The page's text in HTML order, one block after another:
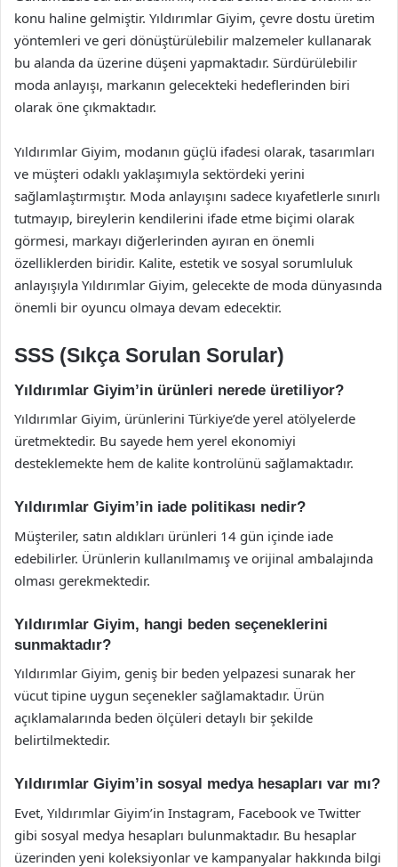
konu haline gelmiştir. Yıldırımlar Giyim, çevre dostu üretim
yöntemleri ve geri dönüştürülebilir malzemeler kullanarak
bu alanda da üzerine düşeni yapmaktadır. Sürdürülebilir
moda anlayışı, markanın gelecekteki hedeflerinden biri
olarak öne çıkmaktadır.
Yıldırımlar Giyim, modanın güçlü ifadesi olarak, tasarımları
ve müşteri odaklı yaklaşımıyla sektördeki yerini
sağlamlaştırmıştır. Moda anlayışını sadece kıyafetlerle sınırlı
tutmayıp, bireylerin kendilerini ifade etme biçimi olarak
görmesi, markayı diğerlerinden ayıran en önemli
özelliklerden biridir. Kalite, estetik ve sosyal sorumluluk
anlayışıyla Yıldırımlar Giyim, gelecekte de moda dünyasında
önemli bir oyuncu olmaya devam edecektir.
SSS (Sıkça Sorulan Sorular)
Yıldırımlar Giyim’in ürünleri nerede üretiliyor?
Yıldırımlar Giyim, ürünlerini Türkiye’de yerel atölyelerde
üretmektedir. Bu sayede hem yerel ekonomiyi
desteklemekte hem de kalite kontrolünü sağlamaktadır.
Yıldırımlar Giyim’in iade politikası nedir?
Müşteriler, satın aldıkları ürünleri 14 gün içinde iade
edebilirler. Ürünlerin kullanılmamış ve orijinal ambalajında
olması gerekmektedir.
Yıldırımlar Giyim, hangi beden seçeneklerini
sunmaktadır?
Yıldırımlar Giyim, geniş bir beden yelpazesi sunarak her
vücut tipine uygun seçenekler sağlamaktadır. Ürün
açıklamalarında beden ölçüleri detaylı bir şekilde
belirtilmektedir.
Yıldırımlar Giyim’in sosyal medya hesapları var mı?
Evet, Yıldırımlar Giyim’in Instagram, Facebook ve Twitter
gibi sosyal medya hesapları bulunmaktadır. Bu hesaplar
üzerinden yeni koleksiyonlar ve kampanyalar hakkında bilgi